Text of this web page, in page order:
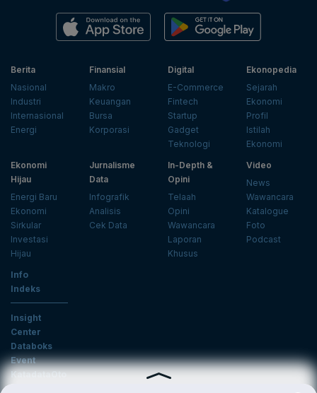
Berita
Nasional
Industri
Internasional
Energi
Finansial
Makro
Keuangan
Bursa
Korporasi
Digital
E-Commerce
Fintech
Startup
Gadget
Teknologi
Ekonopedia
Sejarah
Ekonomi
Profil
Istilah
Ekonomi
Ekonomi
Hijau
Energi Baru
Ekonomi
Sirkular
Investasi
Hijau
Jurnalisme
Data
Infografik
Analisis
Cek Data
In-Depth &
Opini
Telaah
Opini
Wawancara
Laporan
Khusus
Video
News
Wawancara
Katalogue
Foto
Podcast
Info
Indeks
Insight
Center
Databoks
Event
KatadataOto